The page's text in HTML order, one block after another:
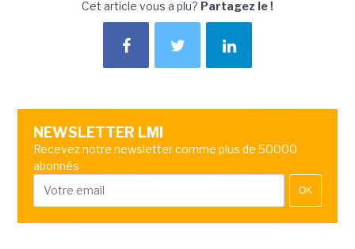
Cet article vous a plu? Partagez le !
NEWSLETTER LMI
Recevez notre newsletter comme plus de 50000
abonnés
OK